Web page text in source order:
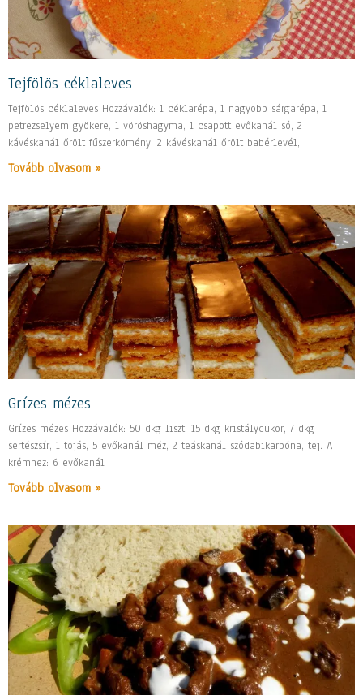
Tejfölös céklaleves
Tejfölös céklaleves Hozzávalók: 1 céklarépa, 1 nagyobb sárgarépa, 1
petrezselyem gyökere, 1 vöröshagyma, 1 csapott evőkanál só, 2
kávéskanál őrölt fűszerkömény, 2 kávéskanál őrölt babérlevél,
Tovább olvasom »
Grízes mézes
Grízes mézes Hozzávalók: 50 dkg liszt, 15 dkg kristálycukor, 7 dkg
sertészsír, 1 tojás, 5 evőkanál méz, 2 teáskanál szódabikarbóna, tej. A
krémhez: 6 evőkanál
Tovább olvasom »